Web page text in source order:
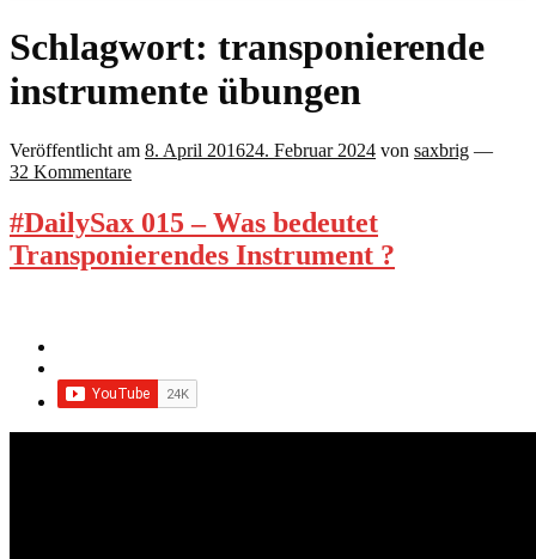
Schlagwort: transponierende
instrumente übungen
Veröffentlicht am 8. April 201624. Februar 2024 von saxbrig —
32 Kommentare
#DailySax 015 – Was bedeutet
Transponierendes Instrument ?